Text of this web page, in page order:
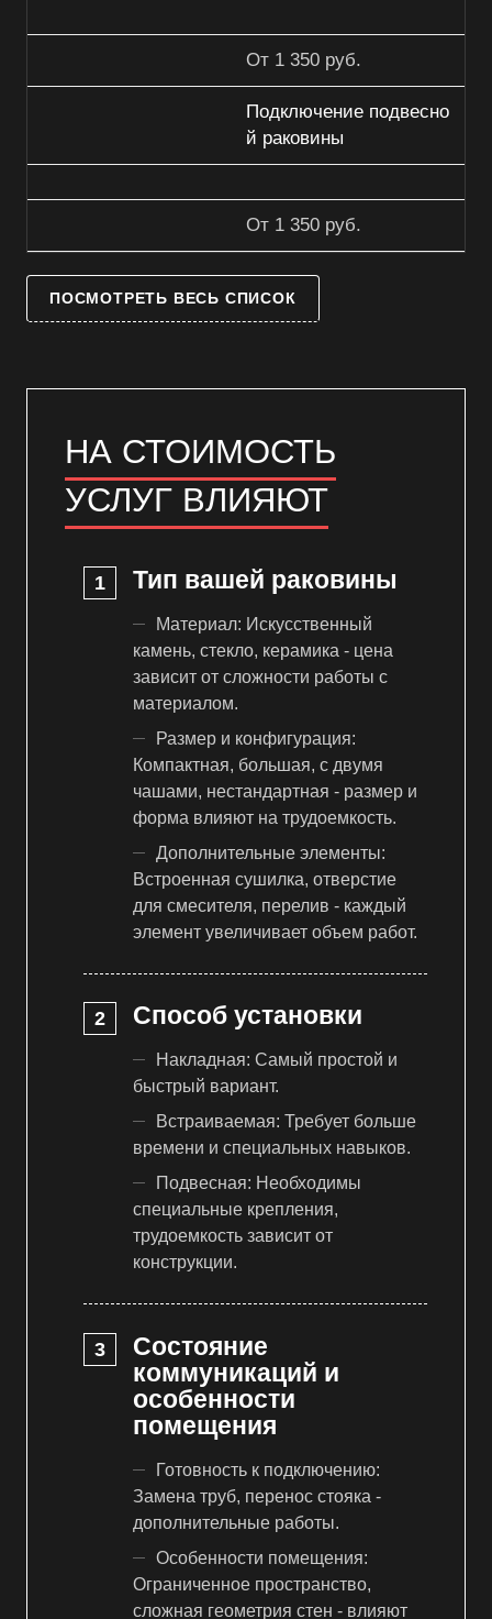
От 1 350 руб.
Подключение подвесно
й раковины
От 1 350 руб.
ПОСМОТРЕТЬ ВЕСЬ СПИСОК
НА СТОИМОСТЬ
УСЛУГ ВЛИЯЮТ
Тип вашей раковины
Материал: Искусственный
камень, стекло, керамика - цена
зависит от сложности работы с
материалом.
Размер и конфигурация:
Компактная, большая, с двумя
чашами, нестандартная - размер и
форма влияют на трудоемкость.
Дополнительные элементы:
Встроенная сушилка, отверстие
для смесителя, перелив - каждый
элемент увеличивает объем работ.
Способ установки
Накладная: Самый простой и
быстрый вариант.
Встраиваемая: Требует больше
времени и специальных навыков.
Подвесная: Необходимы
специальные крепления,
трудоемкость зависит от
конструкции.
Состояние
коммуникаций и
особенности
помещения
Готовность к подключению:
Замена труб, перенос стояка -
дополнительные работы.
Особенности помещения:
Ограниченное пространство,
сложная геометрия стен - влияют